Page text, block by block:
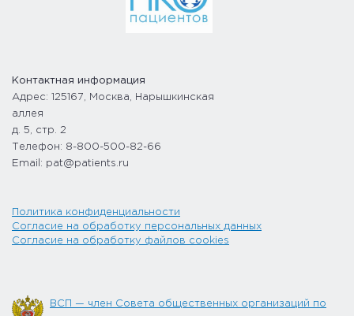
Контактная информация
Адрес: 125167, Москва, Нарышкинская
аллея
д. 5, стр. 2
Телефон: 8-800-500-82-66
Email: pat@patients.ru
Политика конфиденциальности
Согласие на обработку персональных данных
Согласие на обработку файлов cookies
ВСП — член Совета общественных организаций по